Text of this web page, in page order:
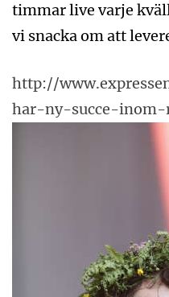
timmar live varje
vi snacka om att
http://
har-ny-succe-